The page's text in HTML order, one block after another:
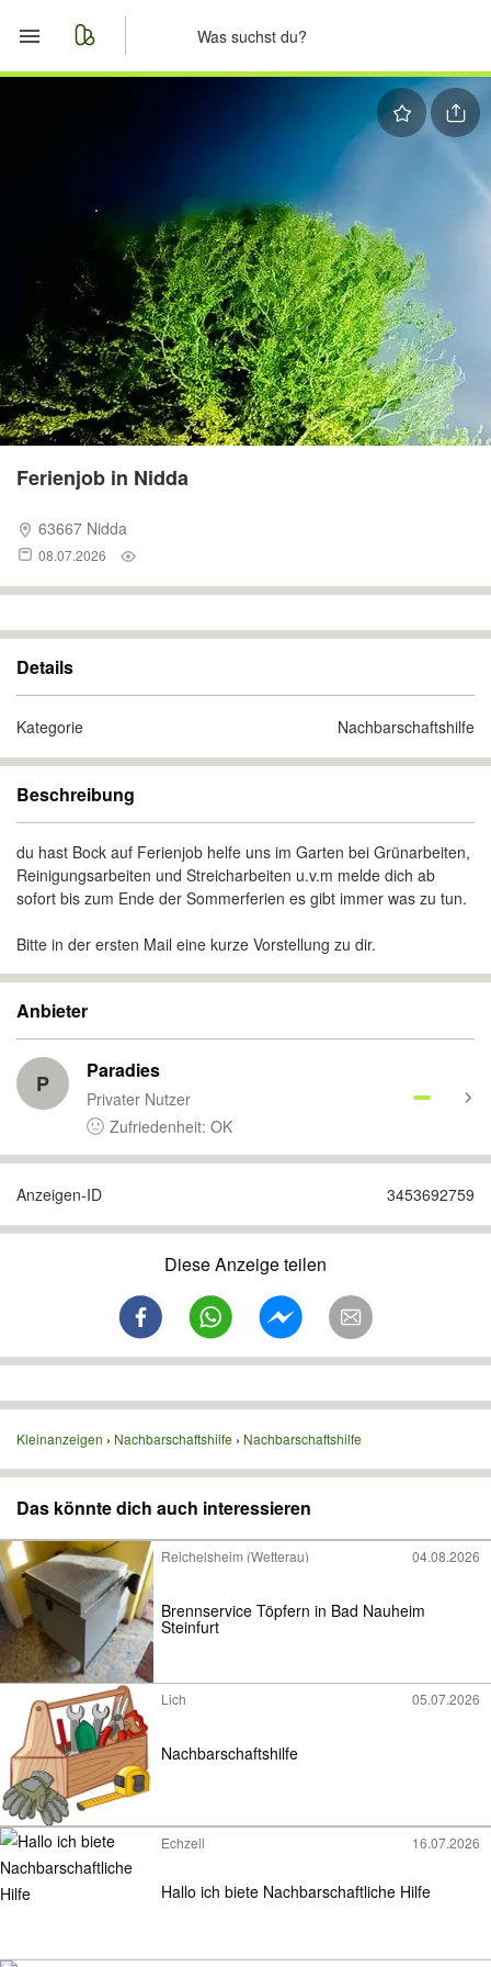
Nachrichten
Anzeige aufgeben
Ferienjob in Nidda
63667 Nidda
08.07.2026
Details
Kategorie Nachbarschaftshilfe
Beschreibung
du hast Bock auf Ferienjob helfe uns im Garten bei Grünarbeiten,
Reinigungsarbeiten und Streicharbeiten u.v.m melde dich ab
sofort bis zum Ende der Sommerferien es gibt immer was zu tun.
Bitte in der ersten Mail eine kurze Vorstellung zu dir.
Anbieter
P Paradies
Privater Nutzer
Zufriedenheit: OK
Anzeigen-ID 3453692759
Diese Anzeige teilen
Kleinanzeigen Nachbarschaftshilfe Nachbarschaftshilfe
Das könnte dich auch interessieren
Reichelsheim (Wetterau) 04.08.2026
Brennservice Töpfern in Bad Nauheim
Steinfurt
Lich 05.07.2026
Nachbarschaftshilfe
Echzell 16.07.2026
Hallo ich biete Nachbarschaftliche Hilfe